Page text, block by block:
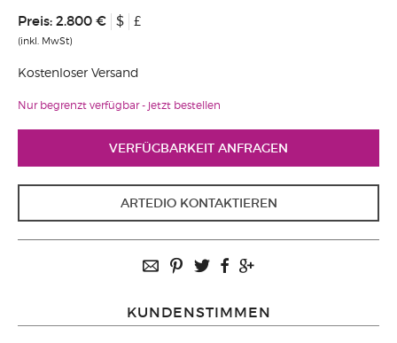
Preis: 2.800 € $ £
(inkl. MwSt)
Kostenloser Versand
Nur begrenzt verfügbar - jetzt bestellen
VERFÜGBARKEIT ANFRAGEN
ARTEDIO KONTAKTIEREN
KUNDENSTIMMEN